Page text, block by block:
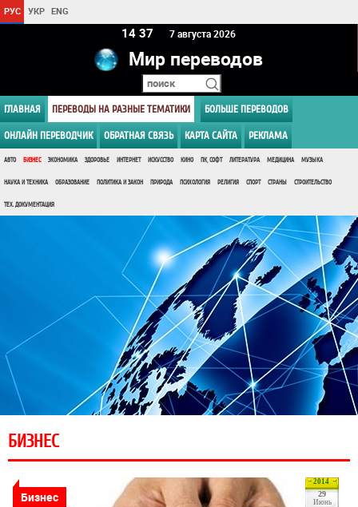
РУС УКР ENG
14:37 7 августа 2026
Мир переводов
ГЛАВНАЯ ПЕРЕВОДЫ НА РАЗНЫЕ ТЕМАТИКИ БОЛЬШЕ ПЕРЕВОДОВ
ОНЛАЙН ПЕРЕВОДЧИК ОБРАТНАЯ СВЯЗЬ КАРТА САЙТА РЕКЛАМА
АВТО БИЗНЕС ЭКОНОМИКА ЗДОРОВЬЕ ИНТЕРНЕТ ИСКУССТВО КИНО ПК, СОФТ ЛИТЕРАТУРА МЕДИЦИНА МУЗЫКА
НАУКА И ТЕХНИКА ОБРАЗОВАНИЕ ПОЛИТИКА И ЗАКОН ПРИРОДА ПСИХОЛОГИЯ РЕЛИГИЯ СПОРТ СТРАНЫ СТРОИТЕЛЬСТВО
ТЕХ. ДОКУМЕНТАЦИЯ
БИЗНЕС
2014
29
Июнь
Бизнес